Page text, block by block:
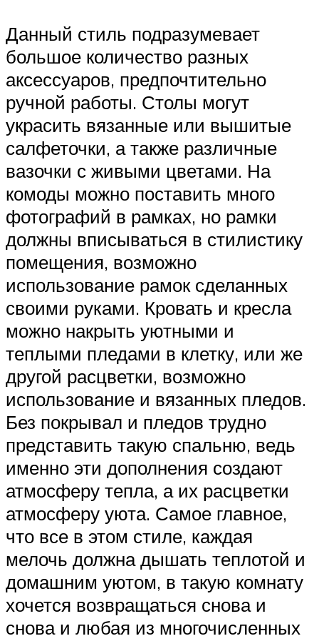
Данный стиль подразумевает
большое количество разных
аксессуаров, предпочтительно
ручной работы. Столы могут
украсить вязанные или вышитые
салфеточки, а также различные
вазочки с живыми цветами. На
комоды можно поставить много
фотографий в рамках, но рамки
должны вписываться в стилистику
помещения, возможно
использование рамок сделанных
своими руками. Кровать и кресла
можно накрыть уютными и
теплыми пледами в клетку, или же
другой расцветки, возможно
использование и вязанных пледов.
Без покрывал и пледов трудно
представить такую спальню, ведь
именно эти дополнения создают
атмосферу тепла, а их расцветки
атмосферу уюта. Самое главное,
что все в этом стиле, каждая
мелочь должна дышать теплотой и
домашним уютом, в такую комнату
хочется возвращаться снова и
снова и любая из многочисленных